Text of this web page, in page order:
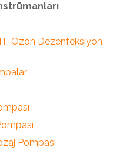
Ozon Dezenfeksiyon
Pompası